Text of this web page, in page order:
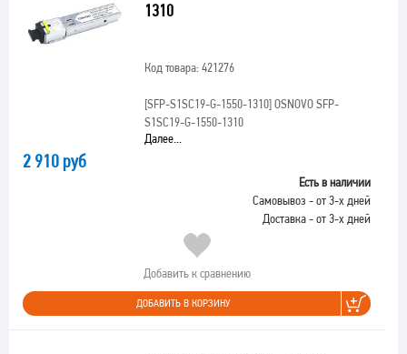
1310
Код товара: 421276
[SFP-S1SC19-G-1550-1310]OSNOVO SFP-
S1SC19-G-1550-1310
Далее...
2 910 руб
Есть в наличии
Самовывоз - от 3-х дней
Доставка - от 3-х дней
Добавить к сравнению
ДОБАВИТЬ В КОРЗИНУ